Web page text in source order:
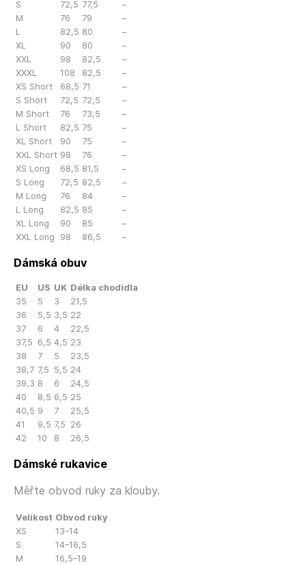
S
72,5 77,5
–
M
76 79
–
L
82,5 80
–
XL
90 80
–
XXL
98 82,5
–
XXXL
108 82,5
–
XS Short
68,5 71
–
S Short
72,5 72,5
–
M Short
76 73,5
–
L Short
82,5 75
–
XL Short
90 75
–
XXL Short 98 76
–
XS Long
68,5 81,5
–
S Long
72,5 82,5
–
M Long
76 84
–
L Long
82,5 85
–
XL Long
90 85
–
XXL Long
98 86,5 –
Dámská obuv
EU US UK Délka chodidla
35
5 3
21,5
36
5,5 3,5 22
37
6 4
22,5
37,5 6,5 4,5 23
38
7 5
23,5
38,7 7,5 5,5 24
39,3 8 6
24,5
40
8,5 6,5 25
40,5 9 7
25,5
41
9,5 7,5 26
42
10 8 26,5
Dámské rukavice
Měřte obvod ruky za klouby.
Velikost Obvod ruky
XS
13–14
S
14–16,5
M
16,5–19